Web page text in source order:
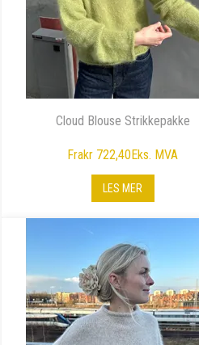
Cloud Blouse Strikkepakke
Frakr 722,40Eks. MVA
LES MER